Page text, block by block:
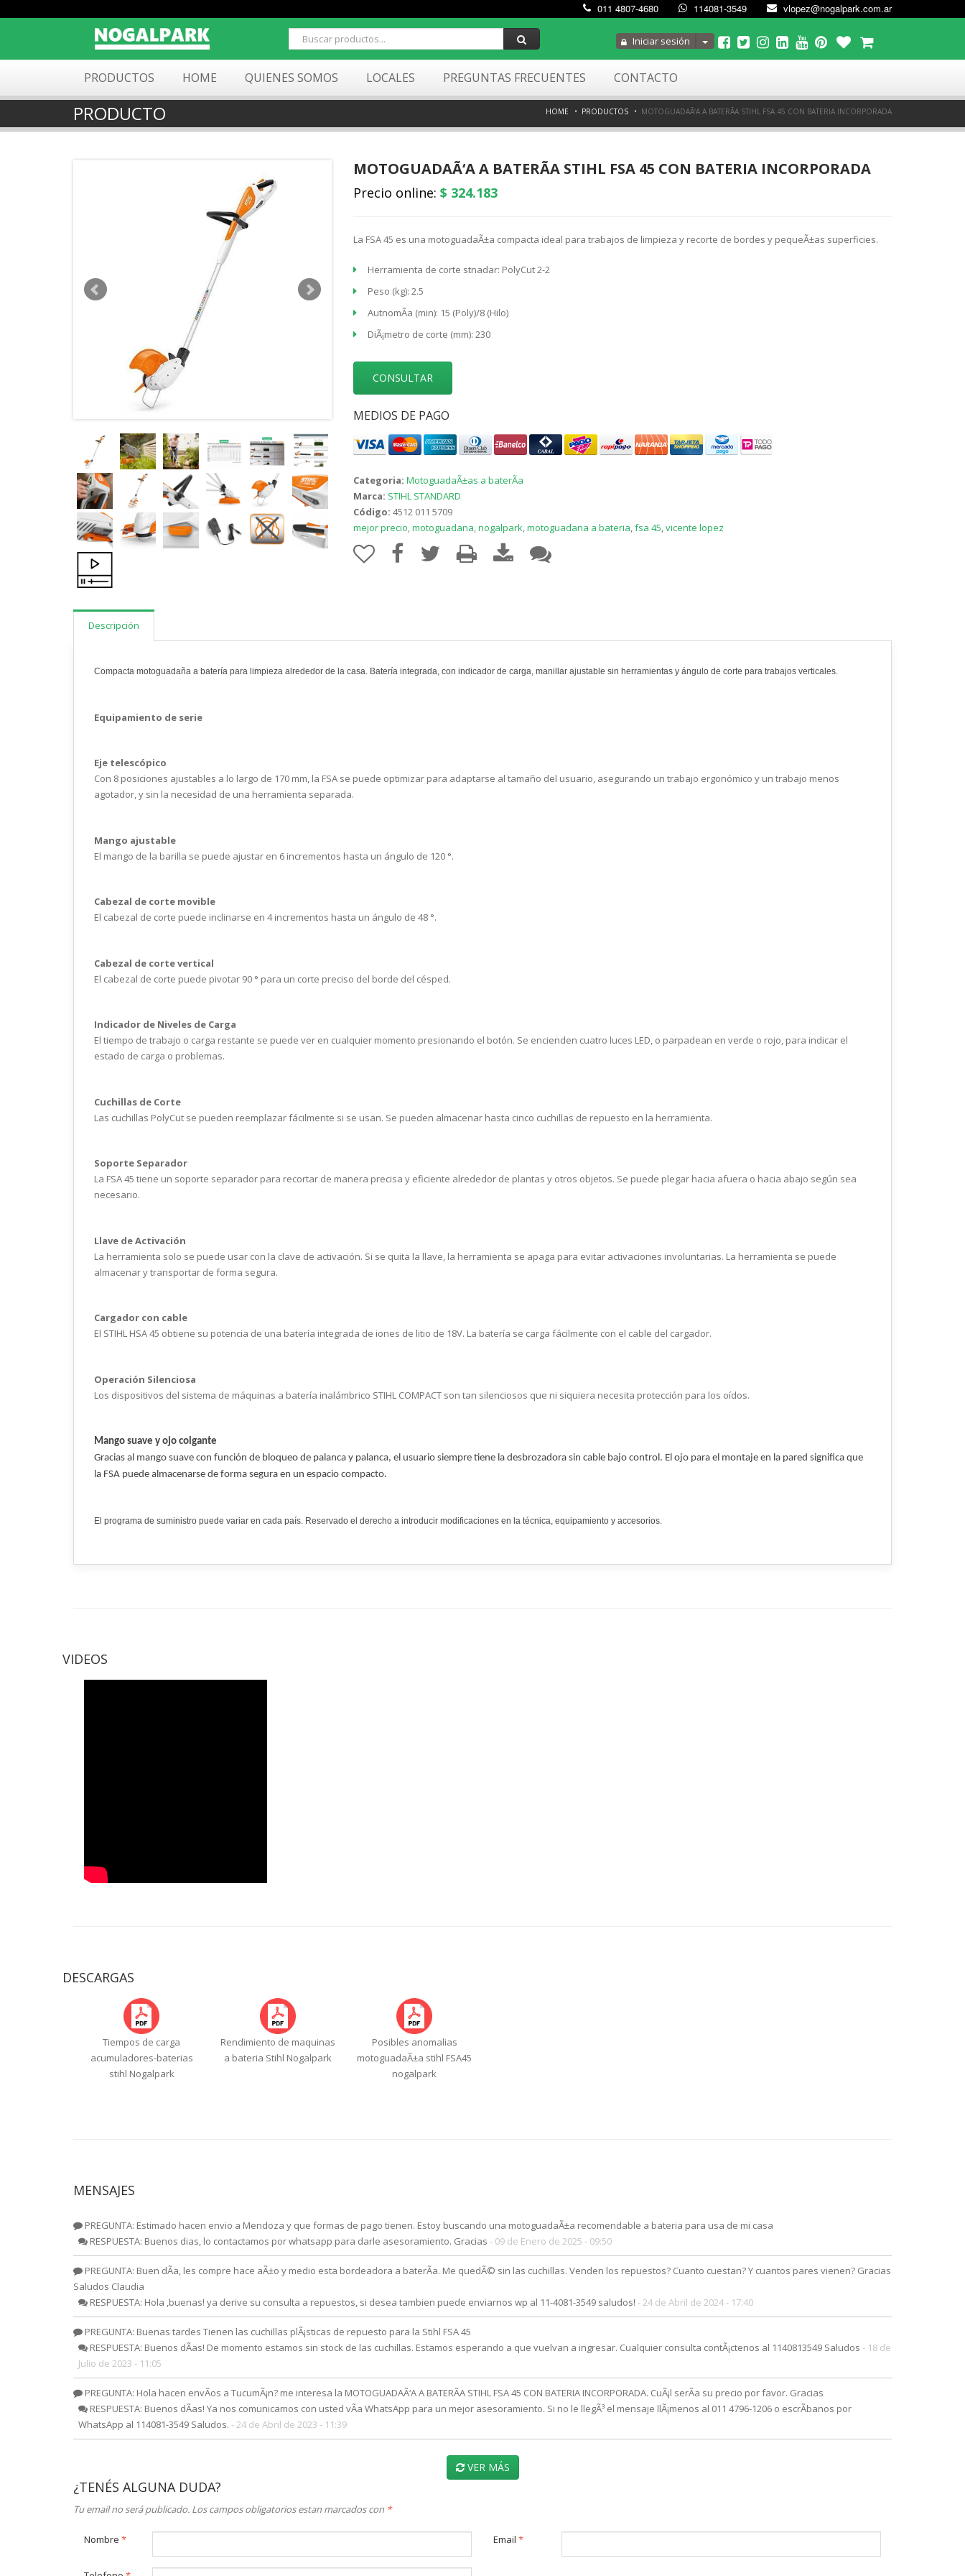
011 4807-4680 114081-3549 vlopez@nogalpark.com.ar
Iniciar sesión Toggle Dropdown
PRODUCTOS HOME QUIENES SOMOS LOCALES PREGUNTAS FRECUENTES CONTACTO
PRODUCTO HOME PRODUCTOS MOTOGUADAÃ‘A A BATERÃA STIHL FSA 45 CON BATERIA INCORPORADA
MOTOGUADAÃ‘A A BATERÃA STIHL FSA 45 CON BATERIA INCORPORADA
Precio online: $ 324.183
La FSA 45 es una motoguadaÃ±a compacta ideal para trabajos de limpieza y recorte de bordes y pequeÃ±as superficies.
Herramienta de corte stnadar: PolyCut 2-2
Peso (kg): 2.5
AutnomÃ­a (min): 15 (Poly)/8 (Hilo)
DiÃ¡metro de corte (mm): 230
CONSULTAR
MEDIOS DE PAGO
Categoria: MotoguadaÃ±as a baterÃ­a
Marca: STIHL STANDARD
Código: 4512 011 5709
mejor precio,motoguadana,nogalpark,motoguadana a bateria,fsa 45,vicente lopez
Descripción
Compacta motoguadaña a batería para limpieza alrededor de la casa. Batería integrada, con indicador de carga, manillar ajustable sin herramientas y ángulo de corte para trabajos verticales.
Equipamiento de serie
Eje telescópico
Con 8 posiciones ajustables a lo largo de 170 mm, la FSA se puede optimizar para adaptarse al tamaño del usuario, asegurando un trabajo ergonómico y un trabajo menos
agotador, y sin la necesidad de una herramienta separada.
Mango ajustable
El mango de la barilla se puede ajustar en 6 incrementos hasta un ángulo de 120 °.
Cabezal de corte movible
El cabezal de corte puede inclinarse en 4 incrementos hasta un ángulo de 48 °.
Cabezal de corte vertical
El cabezal de corte puede pivotar 90 ° para un corte preciso del borde del césped.
Indicador de Niveles de Carga
El tiempo de trabajo o carga restante se puede ver en cualquier momento presionando el botón. Se encienden cuatro luces LED, o parpadean en verde o rojo, para indicar el
estado de carga o problemas.
Cuchillas de Corte
Las cuchillas PolyCut se pueden reemplazar fácilmente si se usan. Se pueden almacenar hasta cinco cuchillas de repuesto en la herramienta.
Soporte Separador
La FSA 45 tiene un soporte separador para recortar de manera precisa y eficiente alrededor de plantas y otros objetos. Se puede plegar hacia afuera o hacia abajo según sea
necesario.
Llave de Activación
La herramienta solo se puede usar con la clave de activación. Si se quita la llave, la herramienta se apaga para evitar activaciones involuntarias. La herramienta se puede
almacenar y transportar de forma segura.
Cargador con cable
El STIHL HSA 45 obtiene su potencia de una batería integrada de iones de litio de 18V. La batería se carga fácilmente con el cable del cargador.
Operación Silenciosa
Los dispositivos del sistema de máquinas a batería inalámbrico STIHL COMPACT son tan silenciosos que ni siquiera necesita protección para los oídos.
Mango suave y ojo colgante
Gracias al mango suave con función de bloqueo de palanca y palanca, el usuario siempre tiene la desbrozadora sin cable bajo control. El ojo para el montaje en la pared significa que
la FSA puede almacenarse de forma segura en un espacio compacto.
El programa de suministro puede variar en cada país. Reservado el derecho a introducir modificaciones en la técnica, equipamiento y accesorios.
VIDEOS
DESCARGAS
Tiempos de carga
acumuladores-baterias
stihl Nogalpark
Rendimiento de maquinas
a bateria Stihl Nogalpark
Posibles anomalias
motoguadaÃ±a stihl FSA45
nogalpark
MENSAJES
PREGUNTA: Estimado hacen envio a Mendoza y que formas de pago tienen. Estoy buscando una motoguadaÃ±a recomendable a bateria para usa de mi casa
RESPUESTA: Buenos dias, lo contactamos por whatsapp para darle asesoramiento. Gracias - 09 de Enero de 2025 - 09:50
PREGUNTA: Buen dÃ­a, les compre hace aÃ±o y medio esta bordeadora a baterÃ­a. Me quedÃ© sin las cuchillas. Venden los repuestos? Cuanto cuestan? Y cuantos pares vienen? Gracias
Saludos Claudia
RESPUESTA: Hola ,buenas! ya derive su consulta a repuestos, si desea tambien puede enviarnos wp al 11-4081-3549 saludos! - 24 de Abril de 2024 - 17:40
PREGUNTA: Buenas tardes Tienen las cuchillas plÃ¡sticas de repuesto para la Stihl FSA 45
RESPUESTA: Buenos dÃ­as! De momento estamos sin stock de las cuchillas. Estamos esperando a que vuelvan a ingresar. Cualquier consulta contÃ¡ctenos al 1140813549 Saludos - 18 de
Julio de 2023 - 11:05
PREGUNTA: Hola hacen envÃ­os a TucumÃ¡n? me interesa la MOTOGUADAÃ‘A A BATERÃA STIHL FSA 45 CON BATERIA INCORPORADA. CuÃ¡l serÃ­a su precio por favor. Gracias
RESPUESTA: Buenos dÃ­as! Ya nos comunicamos con usted vÃ­a WhatsApp para un mejor asesoramiento. Si no le llegÃ³ el mensaje llÃ¡menos al 011 4796-1206 o escrÃ­banos por
WhatsApp al 114081-3549 Saludos. - 24 de Abril de 2023 - 11:39
VER MÁS
¿TENÉS ALGUNA DUDA?
Tu email no será publicado. Los campos obligatorios estan marcados con *
Nombre * Email *